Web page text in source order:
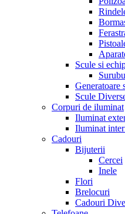
Scule si
Generatoare
Scule
Corpuri de iluminat
Iluminat
Iluminat
Cadouri
Bijuterii
Cercei
Inele
Flori
Brelocuri
Cadouri